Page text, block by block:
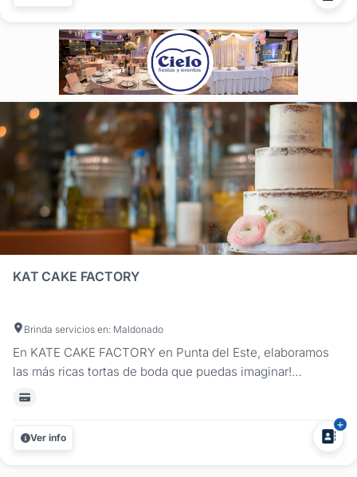
soñaste. Nuestra experiencia en pastelería artesanal es
KAT CAKE FACTORY
Brinda servicios en: Maldonado
En KATE CAKE FACTORY en Punta del Este, elaboramos
las más ricas tortas de boda que puedas imaginar!
Aplicamos diferentes técnicas de decoración para que
naked, seminaked entre otras. Además, realizamos
ambientaciones de mesas dulces con...
Ver info